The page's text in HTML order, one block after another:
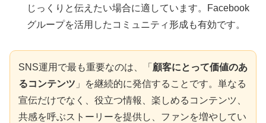
じっくりと伝えたい場合に適しています。Facebook
グループを活用したコミュニティ形成も有効です。
SNS運用で最も重要なのは、「 顧客にとって価値のあ
るコンテンツ 」を継続的に発信することです。単なる
宣伝だけでなく、役立つ情報、楽しめるコンテンツ、
共感を呼ぶストーリーを提供し、ファンを増やしてい